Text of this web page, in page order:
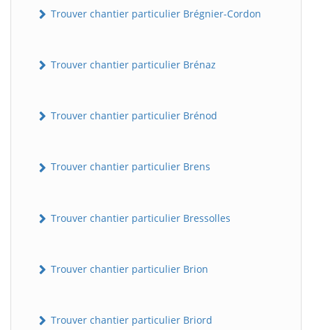
Trouver chantier particulier Brégnier-Cordon
Trouver chantier particulier Brénaz
Trouver chantier particulier Brénod
Trouver chantier particulier Brens
Trouver chantier particulier Bressolles
Trouver chantier particulier Brion
Trouver chantier particulier Briord